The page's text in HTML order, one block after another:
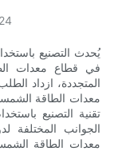
يُحدث التصنيع
في قطاع معدات
المتجددة، ازداد
معدات الطاقة
تقنية التصنيع
الجوانب المختلفة
معدات الطاقة